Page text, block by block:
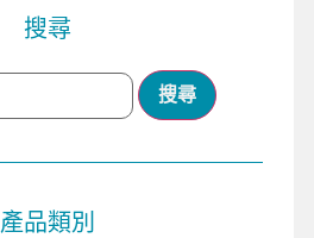
搜尋
搜尋
產品類別